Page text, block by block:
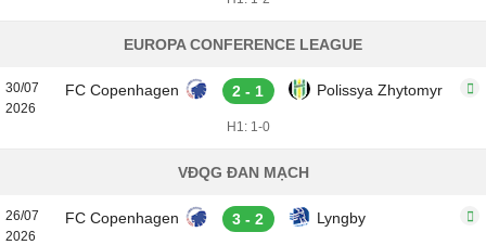
EUROPA CONFERENCE LEAGUE
30/07
2026
FC Copenhagen 2 - 1 Polissya Zhytomyr
H1: 1-0
VĐQG ĐAN MẠCH
26/07
2026
FC Copenhagen 3 - 2 Lyngby